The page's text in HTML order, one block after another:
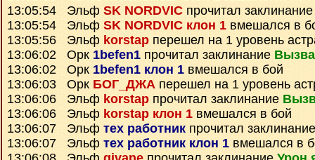
13:05:54 Эльф SK NORDVIC прочитал
13:05:54 Эльф SK NORDVIC клон 1 вмешался в
13:05:56 Эльф korstap перешел на 1 уровень
13:06:02 Орк 1befen1 прочитал заклинание
13:06:02 Орк 1befen1 клон 1 вмешался в бой
13:06:03 Орк БОГ_ДЖА перешел на 1 уровень
13:06:06 Эльф korstap прочитал заклинание
13:06:06 Эльф korstap клон 1 вмешался в бой
13:06:07 Эльф тех работник прочитал
13:06:07 Эльф тех работник клон 1 вмешался в